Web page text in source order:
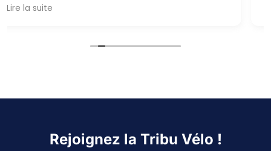
Rejoignez la Tribu Vélo !